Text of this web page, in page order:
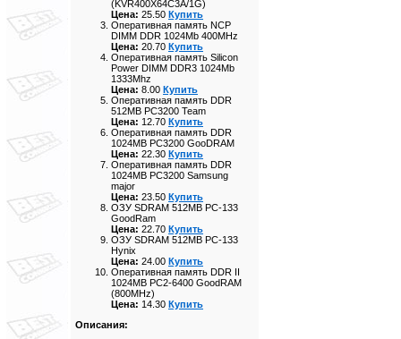
(KVR400X64C3A/1G)
Цена: 25.50 Купить
Оперативная память NCP
DIMM DDR 1024Mb 400MHz
Цена: 20.70 Купить
Оперативная память Silicon
Power DIMM DDR3 1024Mb
1333Mhz
Цена: 8.00 Купить
Оперативная память DDR
512MB PC3200 Team
Цена: 12.70 Купить
Оперативная память DDR
1024MB PC3200 GooDRAM
Цена: 22.30 Купить
Оперативная память DDR
1024MB PC3200 Samsung
major
Цена: 23.50 Купить
ОЗУ SDRAM 512MB PC-133
GoodRam
Цена: 22.70 Купить
ОЗУ SDRAM 512MB PC-133
Hynix
Цена: 24.00 Купить
Оперативная память DDR II
1024MB PC2-6400 GoodRAM
(800MHz)
Цена: 14.30 Купить
Описания: